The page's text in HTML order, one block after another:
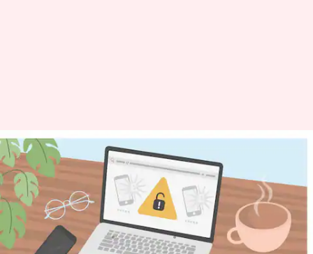
அதிகமாகும்
இணையத்தள மோசடி -
பாதுகாப்பாக இருப்பது
எப்படி?
எழுதியவர் Siranjeevi Apr 05, 2023 05:07 pm